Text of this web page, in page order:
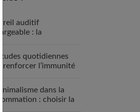
auditif
: la
quotidiennes
renforcer l’immunité
dans la
: choisir la